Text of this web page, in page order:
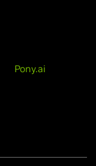
Pony.ai